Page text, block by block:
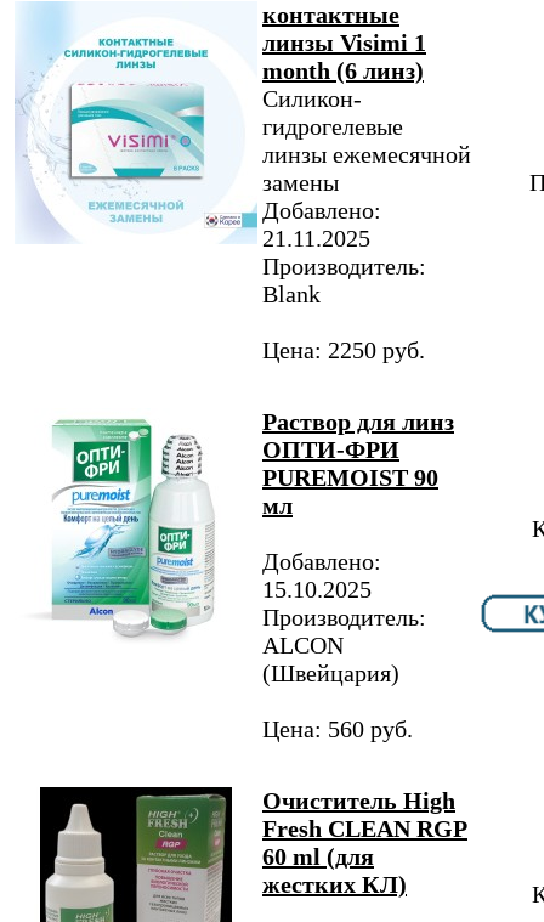
контактные
линзы Visimi 1
month (6 линз)
Силикон-
гидрогелевые
линзы ежемесячной
замены
Добавлено:
21.11.2025
Производитель:
Blank
Цена: 2250 руб.
Раствор для линз
ОПТИ-ФРИ
PUREMOIST 90
мл
Добавлено:
15.10.2025
Производитель:
ALCON
(Швейцария)
Цена: 560 руб.
Очиститель High
Fresh CLEAN RGP
60 ml (для
жестких КЛ)